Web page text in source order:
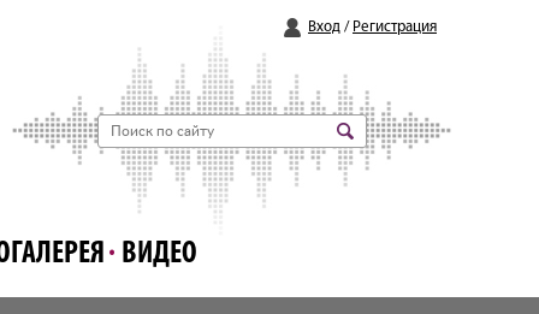
Вход / Регистрация
ВИДЕО